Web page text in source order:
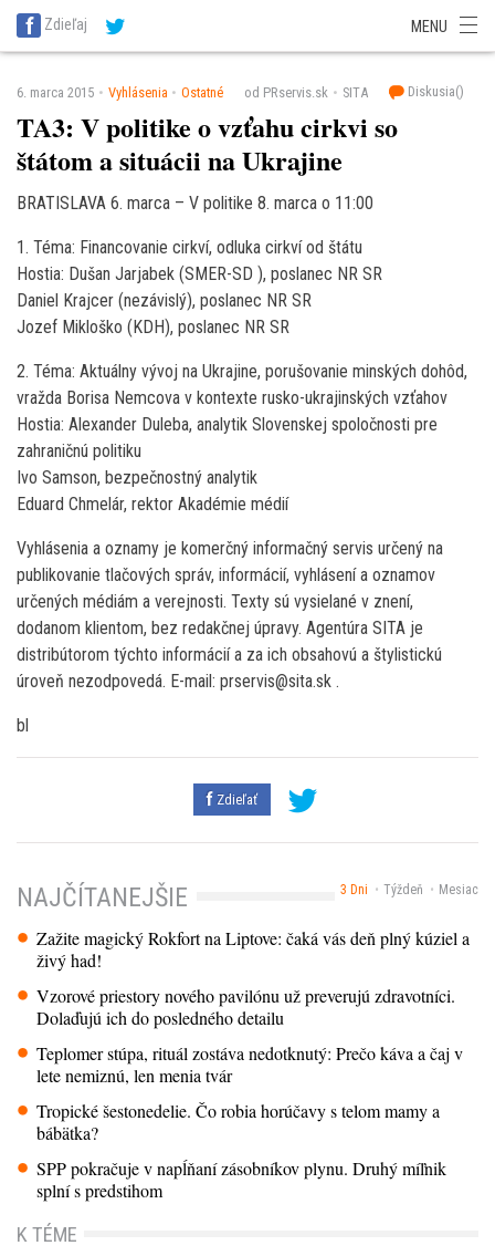
SITA Energetika
SITA Potravinárstvo
Zdieľaj MENU
6. marca 2015 Vyhlásenia Ostatné od PRservis.sk SITA Diskusia()
TA3: V politike o vzťahu cirkvi so
štátom a situácii na Ukrajine
BRATISLAVA 6. marca – V politike 8. marca o 11:00
1. Téma: Financovanie cirkví, odluka cirkví od štátu
Hostia: Dušan Jarjabek (SMER-SD ), poslanec NR SR
Daniel Krajcer (nezávislý), poslanec NR SR
Jozef Mikloško (KDH), poslanec NR SR
2. Téma: Aktuálny vývoj na Ukrajine, porušovanie minských dohôd,
vražda Borisa Nemcova v kontexte rusko-ukrajinských vzťahov
Hostia: Alexander Duleba, analytik Slovenskej spoločnosti pre
zahraničnú politiku
Ivo Samson, bezpečnostný analytik
Eduard Chmelár, rektor Akadémie médií
Vyhlásenia a oznamy je komerčný informačný servis určený na
publikovanie tlačových správ, informácií, vyhlásení a oznamov
určených médiám a verejnosti. Texty sú vysielané v znení,
dodanom klientom, bez redakčnej úpravy. Agentúra SITA je
distribútorom týchto informácií a za ich obsahovú a štylistickú
úroveň nezodpovedá. E-mail: prservis@sita.sk .
bl
Zdieľať
3 Dni Týždeň Mesiac
NAJČÍTANEJŠIE
Zažite magický Rokfort na Liptove: čaká vás deň plný kúziel a
živý had!
Vzorové priestory nového pavilónu už preverujú zdravotníci.
Dolaďujú ich do posledného detailu
Teplomer stúpa, rituál zostáva nedotknutý: Prečo káva a čaj v
lete nemiznú, len menia tvár
Tropické šestonedelie. Čo robia horúčavy s telom mamy a
bábätka?
SPP pokračuje v napĺňaní zásobníkov plynu. Druhý míľnik
splní s predstihom
K TÉME